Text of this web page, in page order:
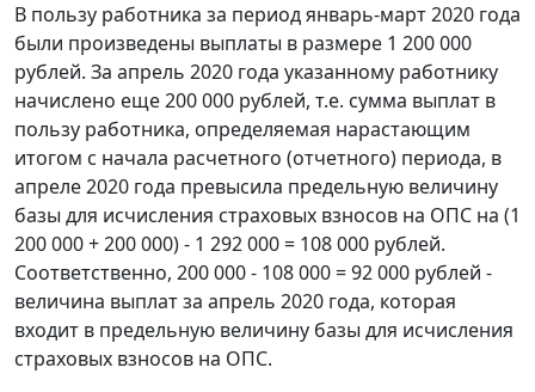
В пользу работника за период январь-март 2020 года
были произведены выплаты в размере 1 200 000
рублей. За апрель 2020 года указанному работнику
начислено еще 200 000 рублей, т.е. сумма выплат в
пользу работника, определяемая нарастающим
итогом с начала расчетного (отчетного) периода, в
апреле 2020 года превысила предельную величину
базы для исчисления страховых взносов на ОПС на (1
200 000 + 200 000) - 1 292 000 = 108 000 рублей.
Соответственно, 200 000 - 108 000 = 92 000 рублей -
величина выплат за апрель 2020 года, которая
входит в предельную величину базы для исчисления
страховых взносов на ОПС.